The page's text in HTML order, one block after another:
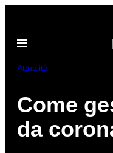
contenuto
Apri
Attualità
Come
da